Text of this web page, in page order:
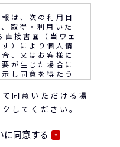
は、次の利用目
取得・利用いた
直接書面（当ウェ
）により個人情
、又はお客様に
が生じた場合に
し同意を得たう
いただきます。
品質の評価・研
声又は電子的方
ことがありま
同意いただける場
してください。
に同意する *